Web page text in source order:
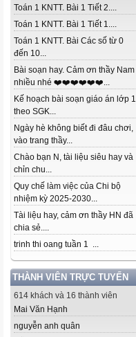
Toán 1 KNTT. Bài 1 Tiết 2....
Toán 1 KNTT. Bài 1 Tiết 1....
Toán 1 KNTT. Bài Các số từ 0
đến 10...
Bài soạn hay. Cảm ơn thầy Nam
nhiều nhé ❤️❤️❤️❤️❤️❤️...
Kế hoạch bài soạn giáo án lớp 1
theo SGK...
Ngày hè không biết đi đâu chơi,
vào trang thầy...
Chào bạn N, tài liệu siêu hay và
chỉn chu...
Quy chế làm việc của Chi bộ
nhiệm kỳ 2025-2030...
Tài liệu hay, cảm ơn thầy HN đã
chia sẻ....
trinh thi oang tuần 1 ...
THÀNH VIÊN TRỰC TUYẾN
614 khách và 16 thành viên
Mai Văn Hạnh
nguyễn anh quân